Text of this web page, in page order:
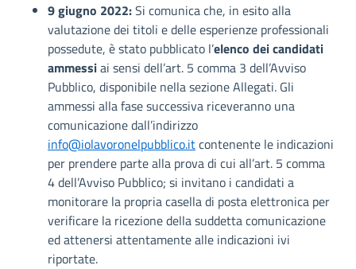
9 giugno 2022:Si comunica che, in esito alla
valutazione dei titoli e delle esperienze professionali
possedute, è stato pubblicato l’elenco dei candidati
ammessiai sensi dell’art. 5 comma 3 dell’Avviso
Pubblico, disponibile nella sezione Allegati. Gli
ammessi alla fase successiva riceveranno una
comunicazione dall’indirizzo
info@iolavoronelpubblico.itcontenente le indicazioni
per prendere parte alla prova di cui all’art. 5 comma
4 dell’Avviso Pubblico; si invitano i candidati a
monitorare la propria casella di posta elettronica per
verificare la ricezione della suddetta comunicazione
ed attenersi attentamente alle indicazioni ivi
riportate.